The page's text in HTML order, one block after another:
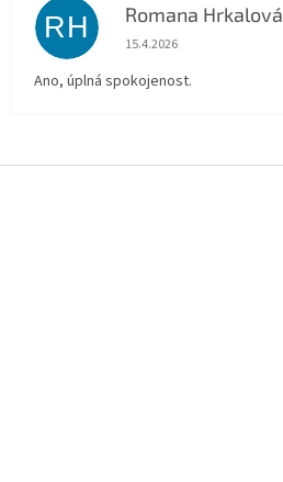
RH Romana Hrkalová
Hodnocení obchodu je 5
15.4.2026
Ano, úplná spokojenost.